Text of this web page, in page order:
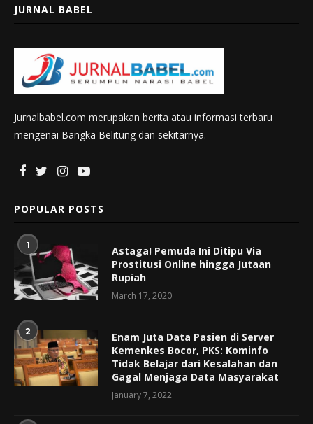
JURNAL BABEL
Jurnalbabel.com merupakan berita atau informasi terbaru
mengenai Bangka Belitung dan sekitarnya.
POPULAR POSTS
1
Astaga! Pemuda Ini Ditipu Via
Prostitusi Online hingga Jutaan
Rupiah
March 17, 2020
2
Enam Juta Data Pasien di Server
Kemenkes Bocor, PKS: Kominfo
Tidak Belajar dari Kesalahan dan
Gagal Menjaga Data Masyarakat
January 7, 2022